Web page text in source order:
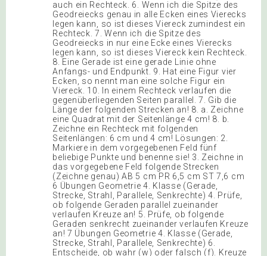
auch ein Rechteck. 6. Wenn ich die Spitze des
Geodreiecks genau in alle Ecken eines Vierecks
legen kann, so ist dieses Viereck zumindest ein
Rechteck. 7. Wenn ich die Spitze des
Geodreiecks in nur eine Ecke eines Vierecks
legen kann, so ist dieses Viereck kein Rechteck.
8. Eine Gerade ist eine gerade Linie ohne
Anfangs- und Endpunkt. 9. Hat eine Figur vier
Ecken, so nennt man eine solche Figur ein
Viereck. 10. In einem Rechteck verlaufen die
gegenüberliegenden Seiten parallel. 7. Gib die
Länge der folgenden Strecken an! 8. a. Zeichne
eine Quadrat mit der Seitenlänge 4 cm! 8. b.
Zeichne ein Rechteck mit folgenden
Seitenlängen: 6 cm und 4 cm! Lösungen: 2.
Markiere in dem vorgegebenen Feld fünf
beliebige Punkte und benenne sie! 3. Zeichne in
das vorgegebene Feld folgende Strecken
(Zeichne genau) AB 5 cm PR 6,5 cm ST 7,6 cm
6 Übungen Geometrie 4. Klasse (Gerade,
Strecke, Strahl, Parallele, Senkrechte) 4. Prüfe,
ob folgende Geraden parallel zueinander
verlaufen Kreuze an! 5. Prüfe, ob folgende
Geraden senkrecht zueinander verlaufen Kreuze
an! 7 Übungen Geometrie 4. Klasse (Gerade,
Strecke, Strahl, Parallele, Senkrechte) 6.
Entscheide, ob wahr (w) oder falsch (f). Kreuze